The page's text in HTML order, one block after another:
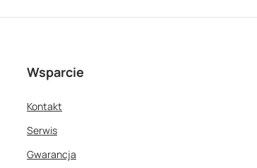
Wsparcie
Kontakt
Serwis
Gwarancja